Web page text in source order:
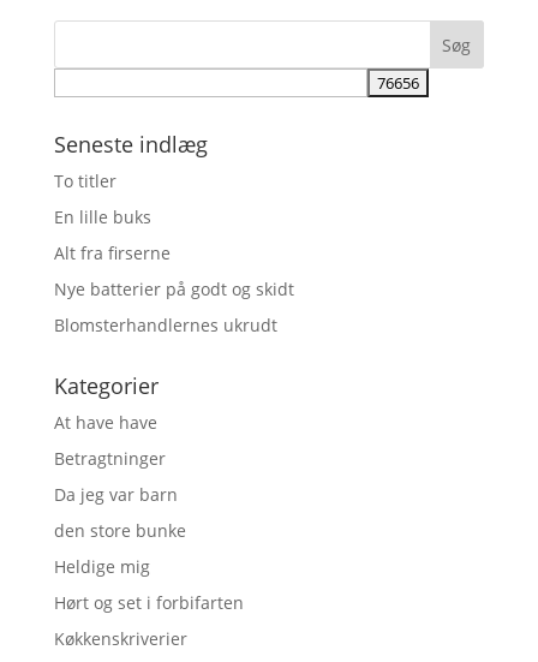
Seneste indlæg
To titler
En lille buks
Alt fra firserne
Nye batterier på godt og skidt
Blomsterhandlernes ukrudt
Kategorier
At have have
Betragtninger
Da jeg var barn
den store bunke
Heldige mig
Hørt og set i forbifarten
Køkkenskriverier